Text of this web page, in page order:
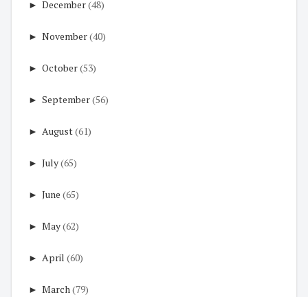
► December(48)
► November(40)
► October(53)
► September(56)
► August(61)
► July(65)
► June (65)
► May(62)
► April (60)
► March(79)